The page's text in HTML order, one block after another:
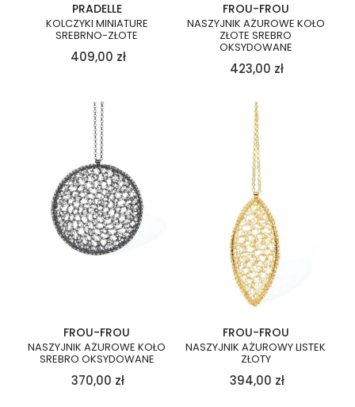
PRADELLE
KOLCZYKI MINIATURE
SREBRNO-ZŁOTE
409,00 zł
FROU-FROU
NASZYJNIK AŻUROWE KOŁO
ZŁOTE SREBRO
OKSYDOWANE
423,00 zł
FROU-FROU
NASZYJNIK AŻUROWE KOŁO
SREBRO OKSYDOWANE
370,00 zł
FROU-FROU
NASZYJNIK AŻUROWY LISTEK
ZŁOTY
394,00 zł